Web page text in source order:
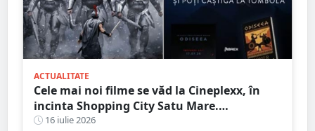
ACTUALITATE
Cele mai noi filme se văd la Cineplexx, în
incinta Shopping City Satu Mare.
Blockbuster Night: Odiseea
16 iulie 2026